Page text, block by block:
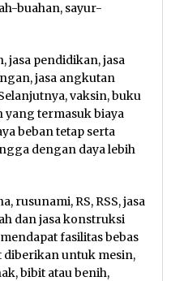
buahan, sayur-
jasa pendidikan, jasa
jasa angkutan
vaksin, buku
yang termasuk biaya
beban tetap serta
dengan daya lebih
rusunami, RS, RSS, jasa
dan jasa konstruksi
fasilitas bebas
diberikan untuk mesin,
bibit atau benih,